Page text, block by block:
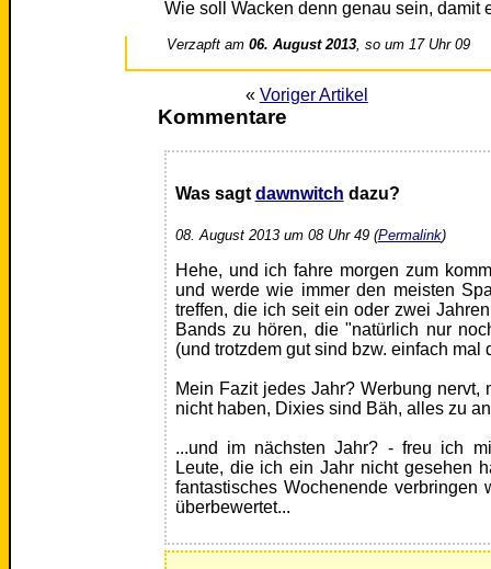
Wie soll Wacken denn genau sein, damit
Verzapft am06. August 2013, so um 17 Uhr 09
« Voriger Artikel
Kommentare
Was sagt dawnwitch dazu?
08. August 2013 um 08 Uhr 49 (Permalink)
Hehe, und ich fahre morgen zum
und werde wie immer den meisten
treffen, die ich seit ein oder zwei
Bands zu hören, die "natürlich nur
(und trotzdem gut sind bzw. einfach mal
Mein Fazit jedes Jahr? Werbung nervt,
nicht haben, Dixies sind Bäh, alles zu
...und im nächsten Jahr? - freu ich
Leute, die ich ein Jahr nicht gesehen
fantastisches Wochenende verbringen
überbewertet...